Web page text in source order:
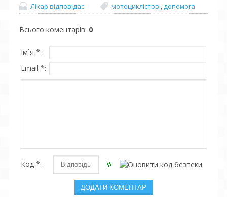
Лікар відповідає мотоциклістові допомога
Всього коментарів: 0
Ім`я *:
Email *:
Код *: